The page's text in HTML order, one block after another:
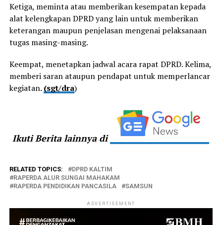
Ketiga, meminta atau memberikan kesempatan kepada
alat kelengkapan DPRD yang lain untuk memberikan
keterangan maupun penjelasan mengenai pelaksanaan
tugas masing-masing.
Keempat, menetapkan jadwal acara rapat DPRD. Kelima,
memberi saran ataupun pendapat untuk memperlancar
kegiatan. (sgt/dra)
Ikuti Berita lainnya di
RELATED TOPICS:
DPRD KALTIM
RAPERDA ALUR SUNGAI MAHAKAM
RAPERDA PENDIDIKAN PANCASILA
SAMSUN
ADVERTISEMENT